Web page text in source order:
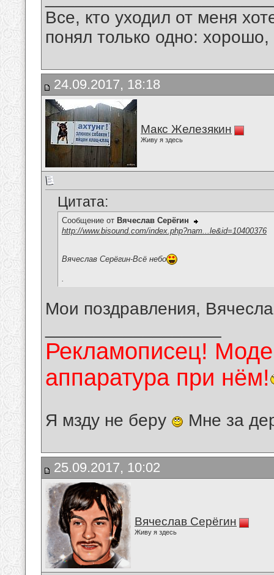
Все, кто уходил от меня
понял только одно:
24.09.2017, 18:18
Макс Железякин
Живу я здесь
Цитата:
Сообщение от Вячеслав Серёгин
http://www.bisound.com/index.php?nam...le&id=10400376
Вячеслав Серёгин-Всё небо
Мои поздравления,
Рекламописец!
аппаратура при нём!
Я мзду не беру Мне за
25.09.2017, 10:02
Вячеслав Серёгин
Живу я здесь